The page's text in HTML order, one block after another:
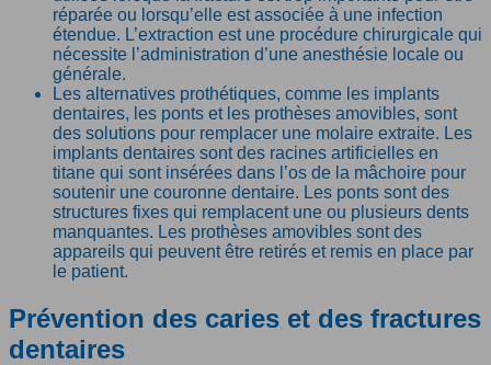
réparée ou lorsqu’elle est associée à une infection
étendue. L’extraction est une procédure chirurgicale qui
nécessite l’administration d’une anesthésie locale ou
générale.
Les alternatives prothétiques, comme les implants
dentaires, les ponts et les prothèses amovibles, sont
des solutions pour remplacer une molaire extraite. Les
implants dentaires sont des racines artificielles en
titane qui sont insérées dans l’os de la mâchoire pour
soutenir une couronne dentaire. Les ponts sont des
structures fixes qui remplacent une ou plusieurs dents
manquantes. Les prothèses amovibles sont des
appareils qui peuvent être retirés et remis en place par
le patient.
Prévention des caries et des fractures
dentaires